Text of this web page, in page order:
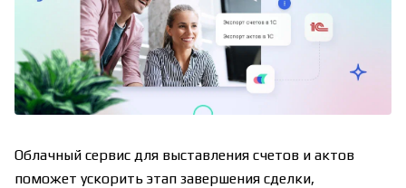
Облачный сервис для выставления счетов и актов
поможет ускорить этап завершения сделки,